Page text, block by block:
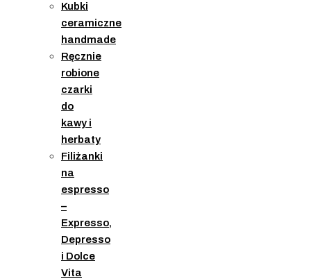
Kubki
ceramiczne
handmade
Ręcznie
robione
czarki
do
kawy i
herbaty
Filiżanki
na
espresso
–
Expresso,
Depresso
i Dolce
Vita